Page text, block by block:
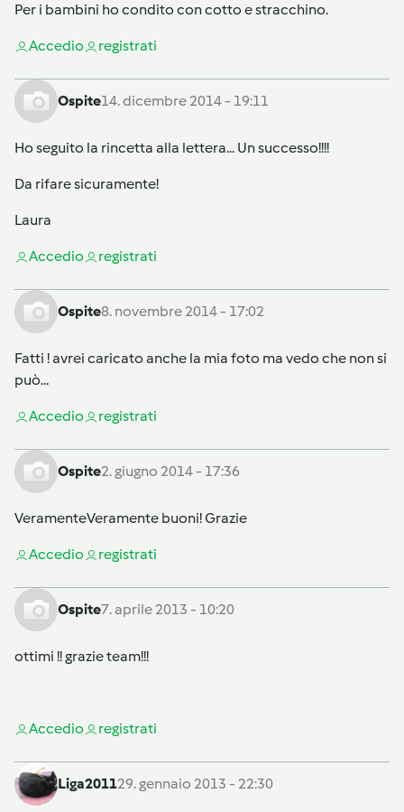
Per i bambini ho condito con cotto e stracchino.
Accedio registrati
Ospite14. dicembre 2014 - 19:11
Ho seguito la rincetta alla lettera... Un successo!!!!
Da rifare sicuramente!
Laura
Accedio registrati
Ospite8. novembre 2014 - 17:02
Fatti ! avrei caricato anche la mia foto ma vedo che non si
può...
Accedio registrati
Ospite2. giugno 2014 - 17:36
VeramenteVeramente buoni! Grazie
Accedio registrati
Ospite7. aprile 2013 - 10:20
ottimi !! grazie team!!!
Accedio registrati
Liga201129. gennaio 2013 - 22:30